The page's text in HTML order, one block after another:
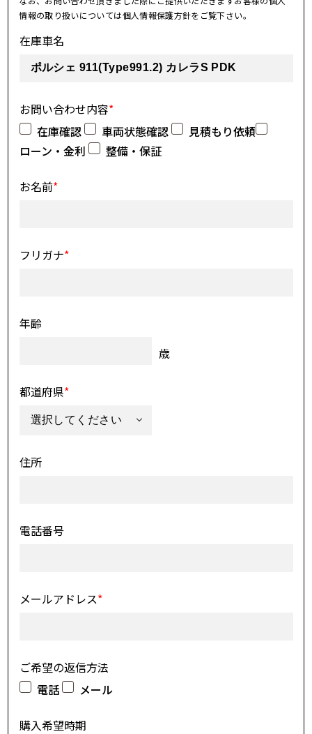
情報の取り扱いについては個人情報保護方針をご覧下さい。
在庫車名
お問い合わせ内容*
在庫確認
車両状態確認
見積もり依頼
ローン・金利
整備・保証
お名前*
フリガナ*
年齢
歳
都道府県*
住所
電話番号
メールアドレス*
ご希望の返信方法
電話
メール
購入希望時期